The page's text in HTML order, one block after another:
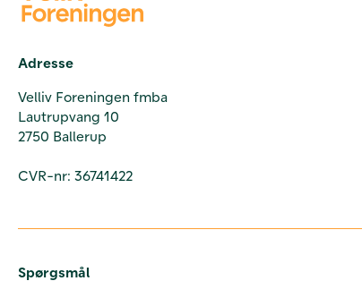
Adresse
Velliv Foreningen fmba
Lautrupvang 10
2750 Ballerup
CVR-nr: 36741422
Spørgsmål